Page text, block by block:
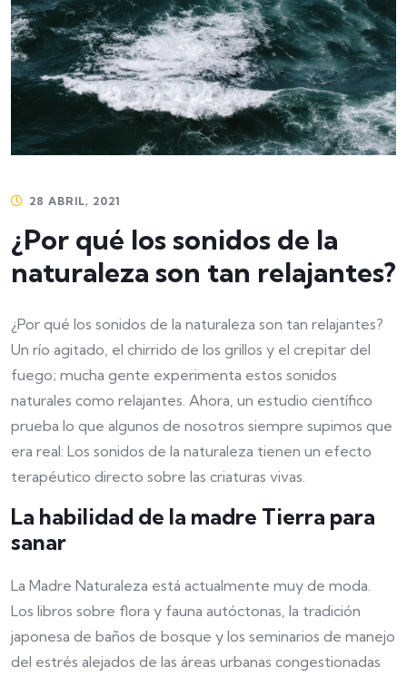
28 ABRIL, 2021
¿Por qué los sonidos de la
naturaleza son tan relajantes?
¿Por qué los sonidos de la naturaleza son tan relajantes?
Un río agitado, el chirrido de los grillos y el crepitar del
fuego; mucha gente experimenta estos sonidos
naturales como relajantes. Ahora, un estudio científico
prueba lo que algunos de nosotros siempre supimos que
era real: Los sonidos de la naturaleza tienen un efecto
terapéutico directo sobre las criaturas vivas.
La habilidad de la madre Tierra para
sanar
La Madre Naturaleza está actualmente muy de moda.
Los libros sobre flora y fauna autóctonas, la tradición
japonesa de baños de bosque y los seminarios de manejo
del estrés alejados de las áreas urbanas congestionadas